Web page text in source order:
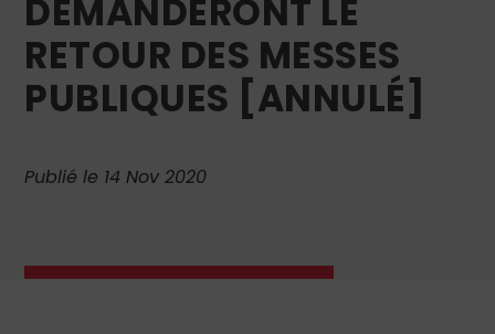
DEMANDERONT LE
RETOUR DES MESSES
PUBLIQUES [ANNULÉ]
Publié le 14 Nov 2020